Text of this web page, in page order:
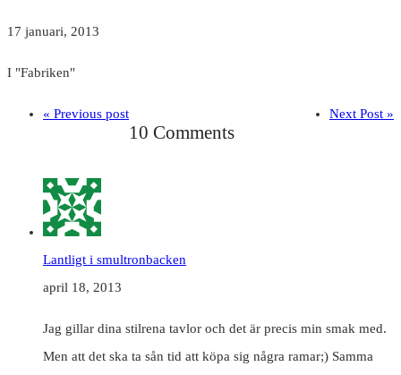
17 januari, 2013
I "Fabriken"
« Previous post Next Post »
10 Comments
Lantligt i smultronbacken
april 18, 2013
Jag gillar dina stilrena tavlor och det är precis min smak med.
Men att det ska ta sån tid att köpa sig några ramar;) Samma